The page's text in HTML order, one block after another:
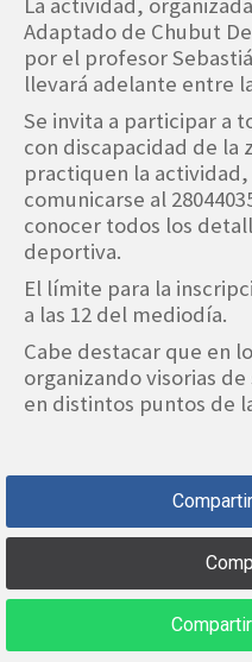
Adaptado de Chubut
por el profesor
llevará adelante entre
Se invita a participar a
con discapacidad de la
practiquen la
comunicarse al
conocer todos los
deportiva.
El límite para la
a las 12 del mediodía.
Cabe destacar que en
organizando visorias
en distintos puntos de